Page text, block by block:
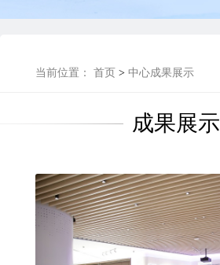
当前位置： 首页 > 中心成果展示
成果展示